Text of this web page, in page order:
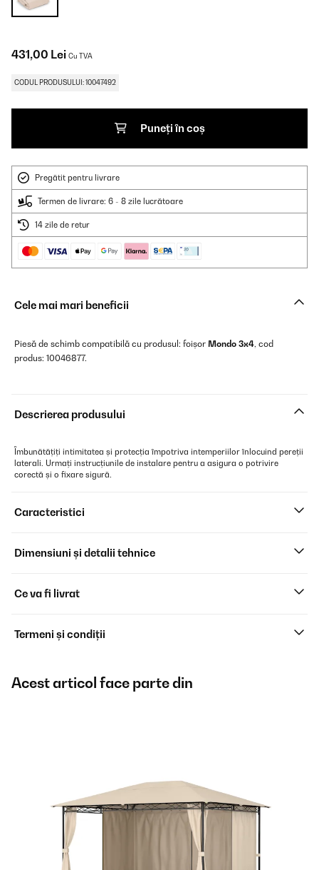
431,00 Lei Cu TVA
CODUL PRODUSULUI: 10047492
Puneți în coș
Pregătit pentru livrare
Termen de livrare: 6 - 8 zile lucrătoare
14 zile de retur
Cele mai mari beneficii
Piesă de schimb compatibilă cu produsul: foișor Mondo 3x4, cod
produs: 10046877.
Descrierea produsului
Îmbunătățiți intimitatea și protecția împotriva intemperiilor înlocuind pereții
laterali. Urmați instrucțiunile de instalare pentru a asigura o potrivire
corectă și o fixare sigură.
Caracteristici
Dimensiuni și detalii tehnice
Ce va fi livrat
Termeni și condiții
Acest articol face parte din